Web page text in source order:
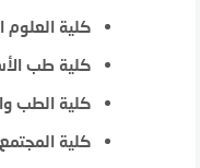
كلية
كلية طب
كلية الطب
كلية